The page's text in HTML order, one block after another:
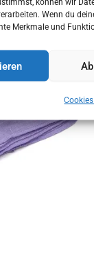
Wenn du
Merkmale und
Cookies